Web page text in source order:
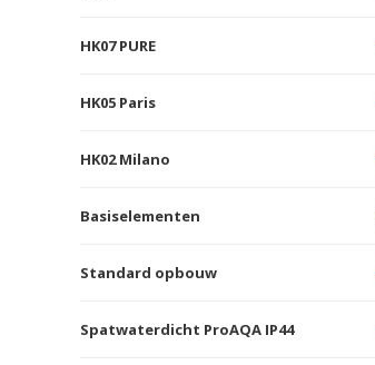
HK07 PURE
HK05 Paris
HK02 Milano
Basiselementen
Standard opbouw
Spatwaterdicht ProAQA IP44